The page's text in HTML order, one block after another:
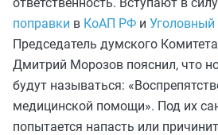
поправки в КоАП РФ и
Председатель думского
Дмитрий Морозов пояснил, что
будут называться:
медицинской помощи». Под их
попытается напасть или